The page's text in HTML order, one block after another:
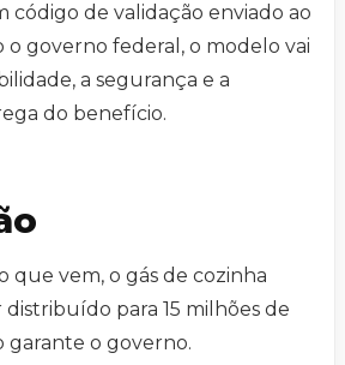
código de validação enviado ao
governo federal, o modelo vai
a segurança e a
do benefício.
que vem, o gás de cozinha
para 15 milhões de
garante o governo.